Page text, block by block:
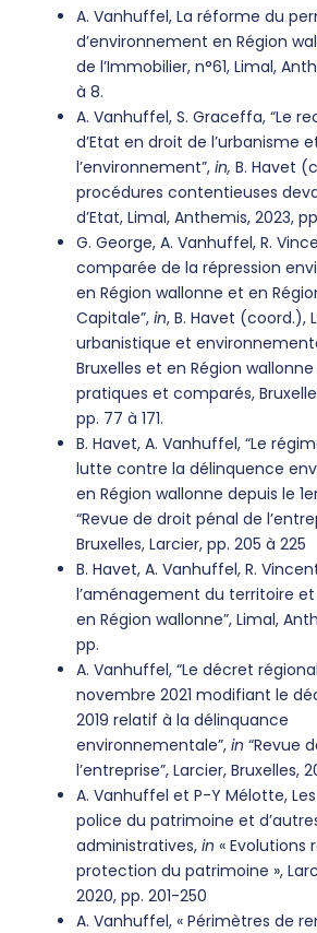
A. Vanhuffel, La réforme du
d’environnement en Région
de l’Immobilier, n°61, Limal,
à 8.
A. Vanhuffel, S. Graceffa, “Le
d’Etat en droit de l’urbanisme
l’environnement”, in, B. Havet
procédures contentieuses
d’Etat, Limal, Anthemis, 2023,
G. George, A. Vanhuffel, R.
comparée de la répression
en Région wallonne et en
Capitale”, in, B. Havet (coord.),
urbanistique et
Bruxelles et en Région
pratiques et comparés,
pp. 77 à 171.
B. Havet, A. Vanhuffel, “Le
lutte contre la délinquence
en Région wallonne depuis le
“Revue de droit pénal de
Bruxelles, Larcier, pp. 205 à 225
B. Havet, A. Vanhuffel, R.
l’aménagement du territoire et
en Région wallonne”, Limal,
pp.
A. Vanhuffel, “Le décret
novembre 2021 modifiant le
2019 relatif à la délinquance
environnementale”, in “Revue
l’entreprise”, Larcier, Bruxelles,
A. Vanhuffel et P-Y Mélotte,
police du patrimoine et
administratives, in « Evolutions
protection du patrimoine »,
2020, pp. 201-250
A. Vanhuffel, « Périmètres de